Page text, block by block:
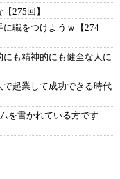
275回】
に職をつけようｗ【274
も精神的にも健全な人に
起業して成功できる時代
を書かれている方です